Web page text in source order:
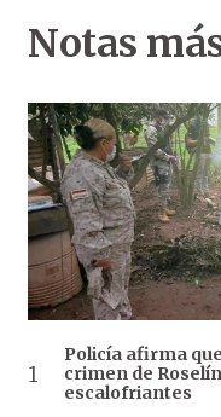
Notas
Policía afirma
crimen de
escalofriantes